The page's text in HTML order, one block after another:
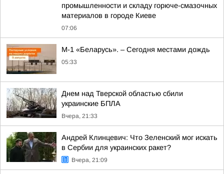
промышленности и складу горюче-смазочных
материалов в городе Киеве
07:06
М-1 «Беларусь». – Сегодня местами дождь
05:33
Днем над Тверской областью сбили
украинские БПЛА
Вчера, 21:33
Андрей Клинцевич: Что Зеленский мог искать
в Сербии для украинских ракет?
Вчера, 21:09